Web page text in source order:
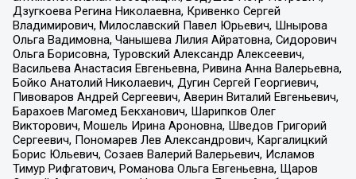
Дзугкоева Регина Николаевна, Кривенко Сергей
Владимирович, Милославский Павел Юрьевич, Шнырова
Ольга Вадимовна, Чанышева Лилия Айратовна, Сидорович
Ольга Борисовна, Туровский Александр Алексеевич,
Васильева Анастасия Евгеньевна, Ривина Анна Валерьевна,
Бойко Анатолий Николаевич, Дугин Сергей Георгиевич,
Пивоваров Андрей Сергеевич, Аверин Виталий Евгеньевич,
Барахоев Магомед Бекханович, Шарипков Олег
Викторович, Мошель Ирина Ароновна, Шведов Григорий
Сергеевич, Пономарев Лев Александрович, Каргалицкий
Борис Юльевич, Созаев Валерий Валерьевич, Исламов
Тимур Рифгатович, Романова Ольга Евгеньевна, Щаров